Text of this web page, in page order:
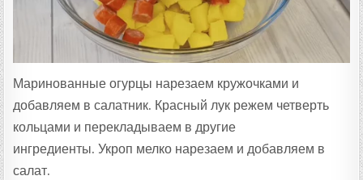
Маринованные огурцы нарезаем кружочками и
добавляем в салатник. Красный лук режем четверть
кольцами и перекладываем в другие
ингредиенты. Укроп мелко нарезаем и добавляем в
салат.